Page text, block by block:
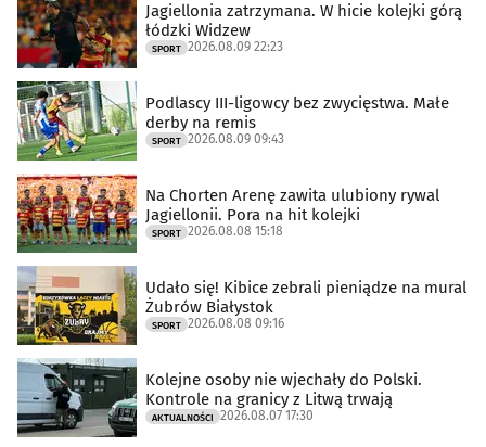
Jagiellonia zatrzymana. W hicie kolejki górą
łódzki Widzew
SPORT 2026.08.09 22:23
Podlascy III-ligowcy bez zwycięstwa. Małe
derby na remis
SPORT 2026.08.09 09:43
Na Chorten Arenę zawita ulubiony rywal
Jagiellonii. Pora na hit kolejki
SPORT 2026.08.08 15:18
Udało się! Kibice zebrali pieniądze na mural
Żubrów Białystok
SPORT 2026.08.08 09:16
Kolejne osoby nie wjechały do Polski.
Kontrole na granicy z Litwą trwają
AKTUALNOŚCI 2026.08.07 17:30